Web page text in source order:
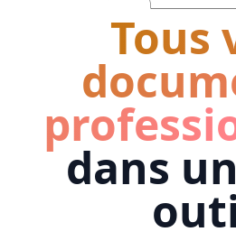
Tous
dans